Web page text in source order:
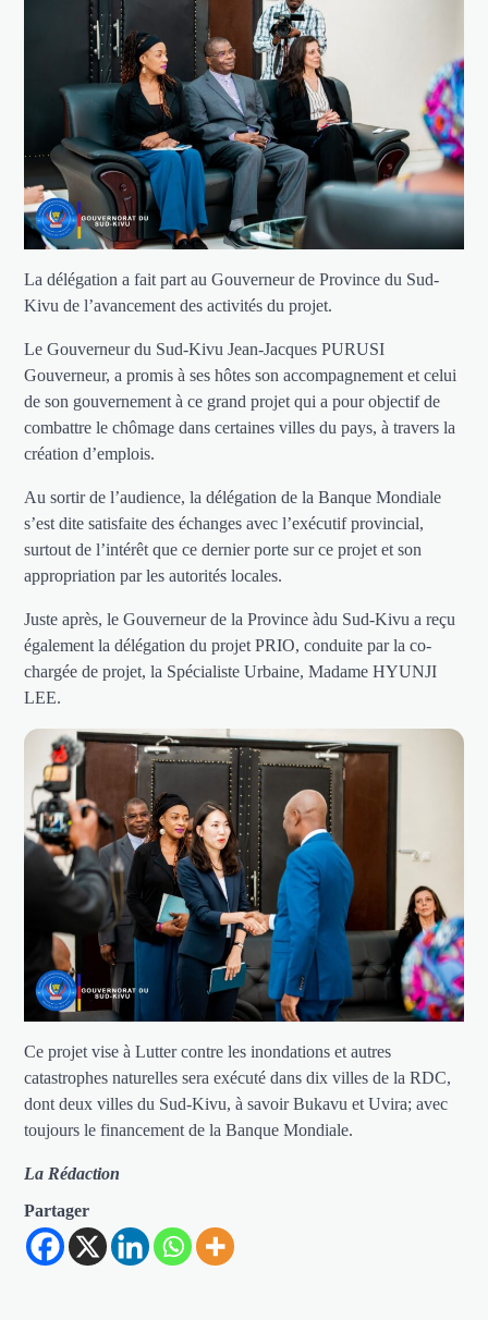
La délégation a fait part au Gouverneur de Province du Sud-
Kivu de l’avancement des activités du projet.
Le Gouverneur du Sud-Kivu Jean-Jacques PURUSI
Gouverneur, a promis à ses hôtes son accompagnement et celui
de son gouvernement à ce grand projet qui a pour objectif de
combattre le chômage dans certaines villes du pays, à travers la
création d’emplois.
Au sortir de l’audience, la délégation de la Banque Mondiale
s’est dite satisfaite des échanges avec l’exécutif provincial,
surtout de l’intérêt que ce dernier porte sur ce projet et son
appropriation par les autorités locales.
Juste après, le Gouverneur de la Province àdu Sud-Kivu a reçu
également la délégation du projet PRIO, conduite par la co-
chargée de projet, la Spécialiste Urbaine, Madame HYUNJI
LEE.
Ce projet vise à Lutter contre les inondations et autres
catastrophes naturelles sera exécuté dans dix villes de la RDC,
dont deux villes du Sud-Kivu, à savoir Bukavu et Uvira; avec
toujours le financement de la Banque Mondiale.
La Rédaction
Partager